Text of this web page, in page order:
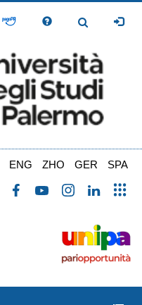
Toggle
ENG ZHO GER SPA